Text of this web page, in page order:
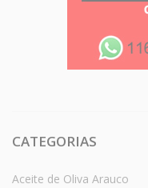
CATEGORIAS
Aceite de Oliva Arauco